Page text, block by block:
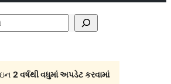
2 વર્ષથી વધુમાં અપડેટ કરવામાં